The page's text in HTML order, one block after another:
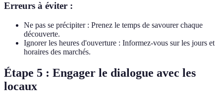
Erreurs à éviter :
Ne pas se précipiter : Prenez le temps de savourer chaque
découverte.
Ignorer les heures d'ouverture : Informez-vous sur les jours et
horaires des marchés.
Étape 5 : Engager le dialogue avec les
locaux